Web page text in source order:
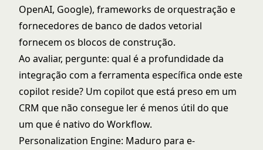
OpenAI, Google), frameworks de orquestração e
fornecedores de banco de dados vetorial
fornecem os blocos de construção.
Ao avaliar, pergunte: qual é a profundidade da
integração com a ferramenta específica onde este
copilot reside? Um copilot que está preso em um
CRM que não consegue ler é menos útil do que
um que é nativo do Workflow.
Personalization Engine: Maduro para e-